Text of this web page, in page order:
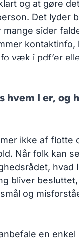
og at gøre
Det lyder
sider
kontaktinfo,
væk i pdf’er
hvem I er, og
ikke af flotte
Når folk kan
hvad
bliver
og
en